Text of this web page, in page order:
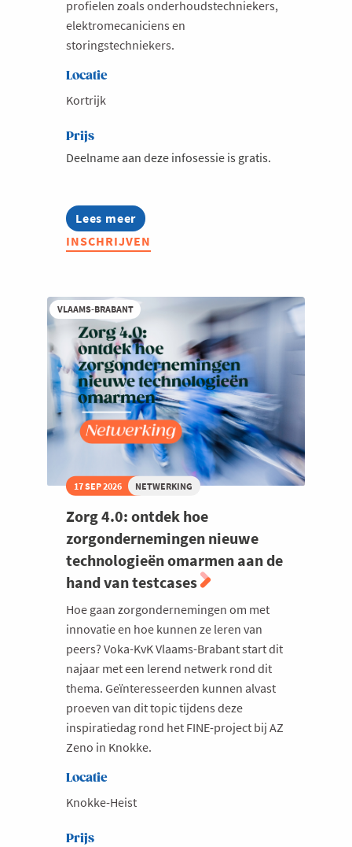
profielen zoals onderhoudstechniekers,
elektromecaniciens en
storingstechniekers.
Locatie
Kortrijk
Prijs
Deelname aan deze infosessie is gratis.
Lees meer
about
Infosessie:
Talentmissie
INSCHRIJVEN
VLAAMS-BRABANT
17 SEP 2026 NETWERKING
Zorg 4.0: ontdek hoe
zorgondernemingen nieuwe
technologieën omarmen aan de
hand van testcases
Hoe gaan zorgondernemingen om met
innovatie en hoe kunnen ze leren van
peers? Voka-KvK Vlaams-Brabant start dit
najaar met een lerend netwerk rond dit
thema. Geïnteresseerden kunnen alvast
proeven van dit topic tijdens deze
inspiratiedag rond het FINE-project bij AZ
Zeno in Knokke.
Locatie
Knokke-Heist
Prijs